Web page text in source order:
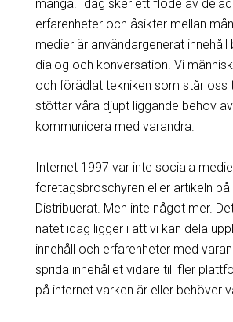
många. Idag sker ett flöde av
erfarenheter och åsikter mellan
medier är användargenerat innehåll
dialog och konversation. Vi
och förädlat tekniken som står oss
stöttar våra djupt liggande behov
kommunicera med varandra.
Internet 1997 var inte sociala
företagsbroschyren eller artikeln på
Distribuerat. Men inte något mer.
nätet idag ligger i att vi kan dela
innehåll och erfarenheter med
sprida innehållet vidare till fler
på internet varken är eller behöver